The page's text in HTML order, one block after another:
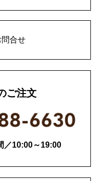
問合せ
ご注文
10:00～19:00